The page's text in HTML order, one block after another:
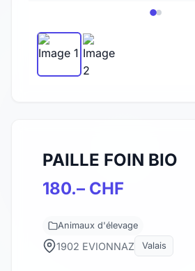
PAILLE FOIN BIO
180.– CHF
Animaux d'élevage
1902 EVIONNAZ Valais